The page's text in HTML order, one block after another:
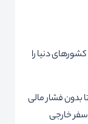
دنیا را
بدون فشار مالی
سفر خارجی